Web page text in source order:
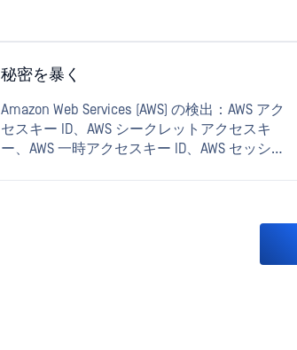
秘密を暴く
Amazon Web Services (AWS) の検出：AWS アク
セスキー ID、AWS シークレットアクセスキ
ー、AWS 一時アクセスキー ID、AWS セッショ
Azure クライアント ID、Azure クライアントシ
ード、GoogleCloud (GCP)：GoogleCloud キー、